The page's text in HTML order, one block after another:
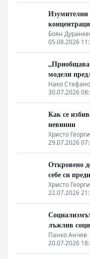
на най-
Боян
05.08.2026
модели
Нако
30.07.2026
Как се
невинни
Христо
29.07.2026
Откровено
себе си
Христо
22.07.2026
лъжлив
Панко Анчев
20.07.2026